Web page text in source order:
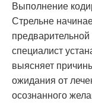
Выполнение
Стрельне
специалист
выясняет
ожидания от
осознанного